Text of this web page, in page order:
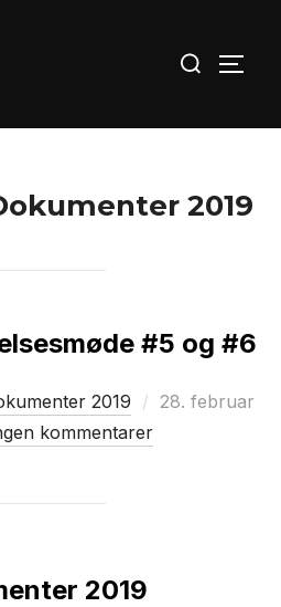
efter:
2019
#5 og #6
2019
Udgivet
28. februar
kommentarer
2019